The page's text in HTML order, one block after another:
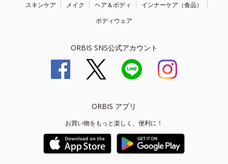
スキンケア メイク ヘア＆ボディ
インナーケア（食品）
ボディウェア
ORBIS SNS公式アカウント
ORBIS アプリ
お買い物をもっと楽しく、便利に！